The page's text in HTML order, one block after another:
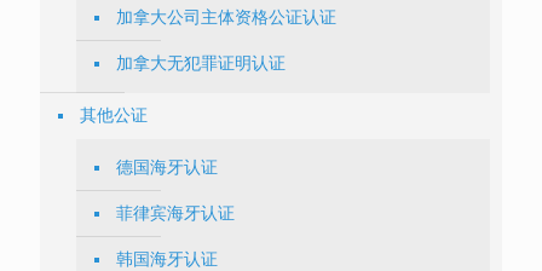
加拿大公司主体资格公证认证
加拿大无犯罪证明认证
其他公证
德国海牙认证
菲律宾海牙认证
韩国海牙认证